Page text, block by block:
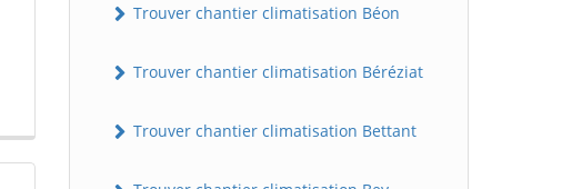
Trouver chantier climatisation Béon
Trouver chantier climatisation Béréziat
Trouver chantier climatisation Bettant